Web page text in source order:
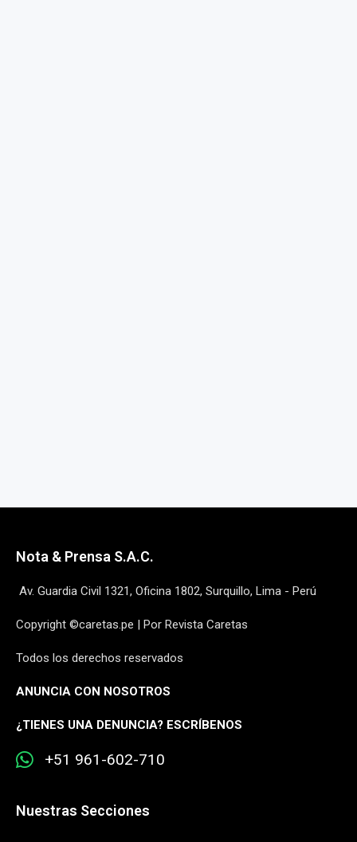
Nota & Prensa S.A.C.
Av. Guardia Civil 1321, Oficina 1802, Surquillo, Lima - Perú
Copyright ©caretas.pe | Por Revista Caretas
Todos los derechos reservados
ANUNCIA CON NOSOTROS
¿TIENES UNA DENUNCIA? ESCRÍBENOS
+51 961-602-710
Nuestras Secciones